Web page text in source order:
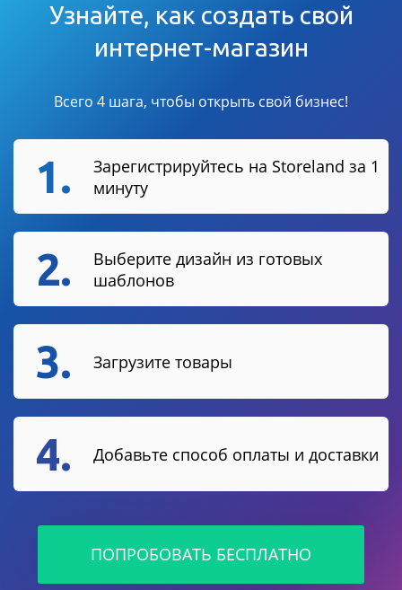
Узнайте, как создать свой
интернет-магазин
Всего 4 шага, чтобы открыть свой бизнес!
1.
Зарегистрируйтесь на Storeland за 1
минуту
2.
Выберите дизайн из готовых
шаблонов
3. Загрузите товары
4. Добавьте способ оплаты и доставки
ПОПРОБОВАТЬ БЕСПЛАТНО